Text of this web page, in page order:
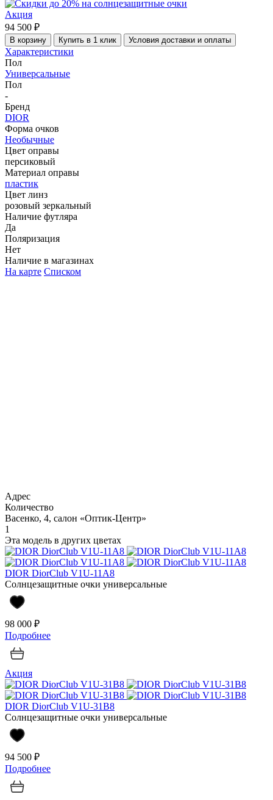
Акция
94 500 ₽
В корзину Купить в 1 клик Условия доставки и оплаты
Характеристики
Пол
Универсальные
Пол
-
Бренд
DIOR
Форма очков
Необычные
Цвет оправы
персиковый
Материал оправы
пластик
Цвет линз
розовый зеркальный
Наличие футляра
Да
Поляризация
Нет
Наличие в магазинах
На карте Списком
Адрес
Количество
Васенко, 4, салон «Оптик-Центр»
1
Эта модель в других цветах
DIOR DiorClub V1U-11A8
Солнцезащитные очки универсальные
98 000 ₽
Подробнее
Акция
DIOR DiorClub V1U-31B8
Солнцезащитные очки универсальные
94 500 ₽
Подробнее